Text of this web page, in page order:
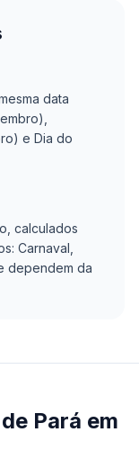
data
e Dia do
calculados
Carnaval,
dependem da
Pará em